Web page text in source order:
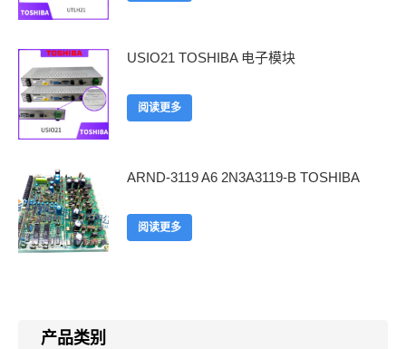
USIO21 TOSHIBA 电子模块
阅读更多
ARND-3119 A6 2N3A3119-B TOSHIBA
阅读更多
产品类别